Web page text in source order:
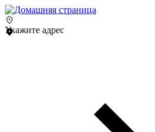
Укажите адрес